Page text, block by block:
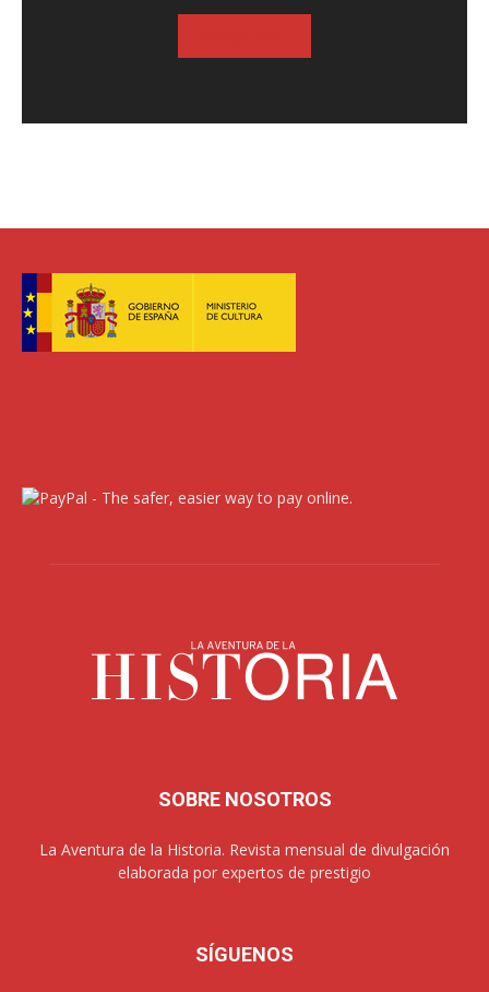
SOBRE NOSOTROS
La Aventura de la Historia. Revista mensual de divulgación
elaborada por expertos de prestigio
SÍGUENOS